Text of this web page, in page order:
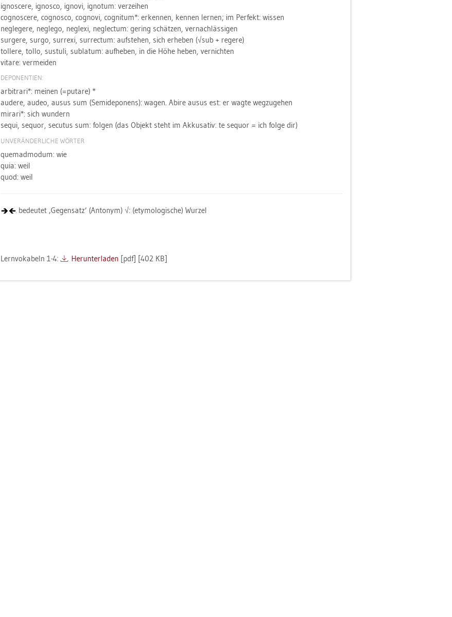
ignos­ce­re, ignosco, igno­vi, igno­tum: ver­zei­hen
co­gnos­ce­re, co­gnosco, co­gno­vi, co­gni­tum*: er­ken­nen, ken­nen ler­nen; im Per­fekt: wis­sen
ne­gle­ge­re, ne­gle­go, ne­gle­xi, ne­glec­tum: ge­ring schät­zen, ver­nach­läs­si­gen
sur­ge­re, surgo, sur­r­exi, sur­rec­tum: auf­ste­hen, sich er­he­ben (√sub + re­ge­re)
tol­le­re, tollo, sus­tu­li, su­b­la­tum: auf­he­ben, in die Höhe heben, ver­nich­ten
vi­t­are: ver­mei­den
DE­PO­NEN­TI­EN:
ar­bi­tra­ri*: mei­nen (=puta­re) *
au­de­re, audeo, ausus sum (Se­mi­de­po­nens): wagen. Abire ausus est: er wagte weg­zu­ge­hen
mi­ra­ri*: sich wun­dern
sequi, se­quor, se­cu­tus sum: fol­gen (das Ob­jekt steht im Ak­ku­sa­tiv: te se­quor = ich folge dir)
UN­VER­ÄN­DER­LI­CHE WÖR­TER
quem­ad­mo­dum: wie
quia: weil
quod: weil
be­deu­tet ‚Ge­gen­satz‘ (An­t­onym) √: (ety­mo­lo­gi­sche) Wur­zel
Lern­vo­ka­beln 1-4: Her­un­ter­la­den [pdf] [402 KB]